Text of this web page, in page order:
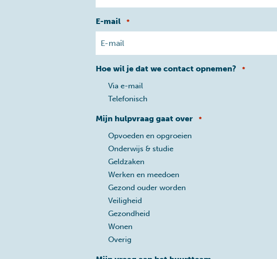
E-mail *
Hoe wil je dat we contact opnemen? *
Via e-mail
Telefonisch
Mijn hulpvraag gaat over *
Opvoeden en opgroeien
Onderwijs & studie
Geldzaken
Werken en meedoen
Gezond ouder worden
Veiligheid
Gezondheid
Wonen
Overig